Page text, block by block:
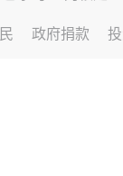
政府捐款